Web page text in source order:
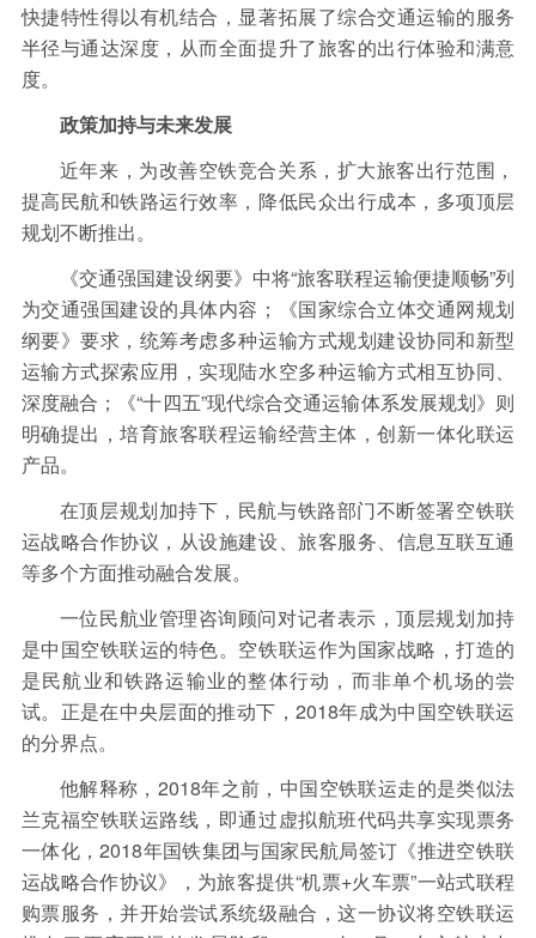
快捷特性得以有机结合，显著拓展了综合交通运输的服务
半径与通达深度，从而全面提升了旅客的出行体验和满意
度。
政策加持与未来发展
近年来，为改善空铁竞合关系，扩大旅客出行范围，
提高民航和铁路运行效率，降低民众出行成本，多项顶层
规划不断推出。
《交通强国建设纲要》中将“旅客联程运输便捷顺畅”列
为交通强国建设的具体内容；《国家综合立体交通网规划
纲要》要求，统筹考虑多种运输方式规划建设协同和新型
运输方式探索应用，实现陆水空多种运输方式相互协同、
深度融合；《“十四五”现代综合交通运输体系发展规划》则
明确提出，培育旅客联程运输经营主体，创新一体化联运
产品。
在顶层规划加持下，民航与铁路部门不断签署空铁联
运战略合作协议，从设施建设、旅客服务、信息互联互通
等多个方面推动融合发展。
一位民航业管理咨询顾问对记者表示，顶层规划加持
是中国空铁联运的特色。空铁联运作为国家战略，打造的
是民航业和铁路运输业的整体行动，而非单个机场的尝
试。正是在中央层面的推动下，2018年成为中国空铁联运
的分界点。
他解释称，2018年之前，中国空铁联运走的是类似法
兰克福空铁联运路线，即通过虚拟航班代码共享实现票务
一体化，2018年国铁集团与国家民航局签订《推进空铁联
运战略合作协议》，为旅客提供“机票+火车票”一站式联程
购票服务，并开始尝试系统级融合，这一协议将空铁联运